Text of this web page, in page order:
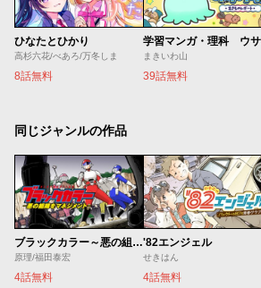
ひなたとひかり
高杉六花/べあろ/万冬しま
8話無料
まきいわ山
39話無料
同じジャンルの作品
ブラックカラー～悪の組織をマネジメント～
原理/福田泰宏
4話無料
'82エンジェル
せきはん
4話無料